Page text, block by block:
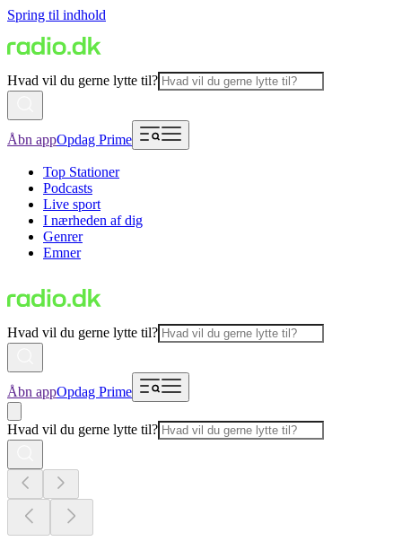
Spring til indhold
Hvad vil du gerne lytte til?
Åbn appOpdag Prime
Top Stationer
Podcasts
Live sport
I nærheden af dig
Genrer
Emner
Hvad vil du gerne lytte til?
Åbn appOpdag Prime
Hvad vil du gerne lytte til?